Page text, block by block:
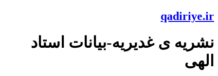
qadiriye.ir
نشریه ی غدیریه-بیانات استاد
الهی